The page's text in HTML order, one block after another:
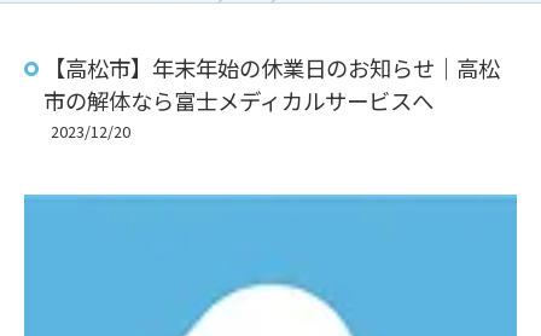
【高松市】年末年始の休業日のお知らせ｜高松
市の解体なら富士メディカルサービスへ
2023/12/20